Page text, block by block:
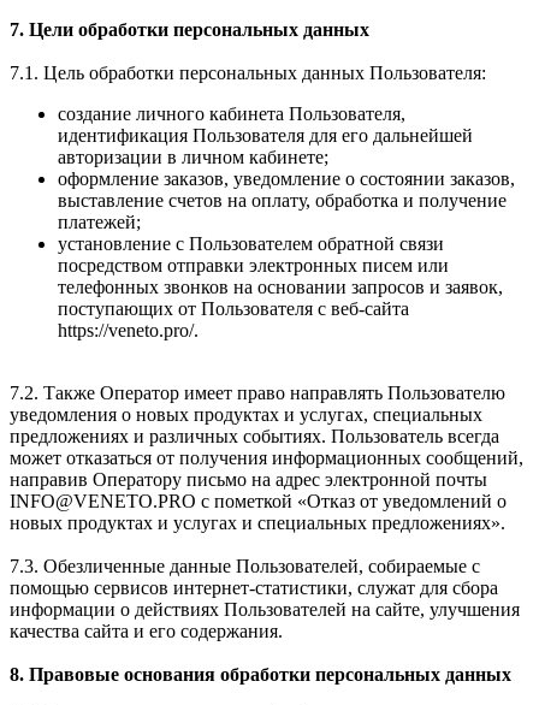
7. Цели обработки персональных данных
7.1. Цель обработки персональных данных Пользователя:
создание личного кабинета Пользователя,
идентификация Пользователя для его дальнейшей
авторизации в личном кабинете;
оформление заказов, уведомление о состоянии заказов,
выставление счетов на оплату, обработка и получение
платежей;
установление с Пользователем обратной связи
посредством отправки электронных писем или
телефонных звонков на основании запросов и заявок,
поступающих от Пользователя с веб-сайта
https://veneto.pro/.
7.2. Также Оператор имеет право направлять Пользователю
уведомления о новых продуктах и услугах, специальных
предложениях и различных событиях. Пользователь всегда
может отказаться от получения информационных сообщений,
направив Оператору письмо на адрес электронной почты
INFO@VENETO.PRO с пометкой «Отказ от уведомлений о
новых продуктах и услугах и специальных предложениях».
7.3. Обезличенные данные Пользователей, собираемые с
помощью сервисов интернет-статистики, служат для сбора
информации о действиях Пользователей на сайте, улучшения
качества сайта и его содержания.
8. Правовые основания обработки персональных данных